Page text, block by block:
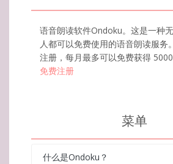
语音朗读软件Ondoku。这是一种
人都可以免费使用的语音朗读服务
注册，每月最多可以免费获得 5000
免费注册
菜单
什么是Ondoku？